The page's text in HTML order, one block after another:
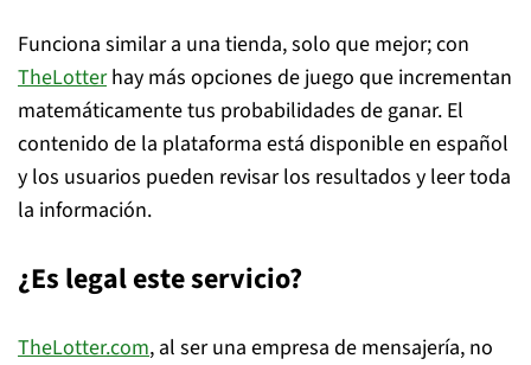
Funciona similar a una tienda, solo que mejor; con
TheLotterhay más opciones de juego que incrementan
matemáticamente tus probabilidades de ganar. El
contenido de la plataforma está disponible en español
y los usuarios pueden revisar los resultados y leer toda
la información.
¿Es legal este servicio?
TheLotter.com, al ser una empresa de mensajería, no